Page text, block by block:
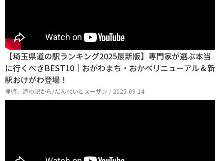
【埼玉県道の駅ランキング2025最新版】専門家が選ぶ本当
に行くべきBEST10｜おがわまち・おかべリニューアル＆新
駅おけがわ登場！
拝啓、道の駅から/だんぺいとスーザン / 2025-09-14